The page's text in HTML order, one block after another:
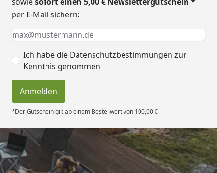
Technisches Datenblatt
Vitavia Sicherheitsdatenblatt
sowiesofort einen 5,00 € Newslettergutschein *
per E-Mail sichern:
Keine Eingabe erforderlich
Eingabe erforderlich
E-Mail *
Ich habe die Datenschutzbestimmungen zur
Kenntnis genommen
Anmelden
*Der Gutschein gilt ab einem Bestellwert von 100,00 €
Trusted Shops